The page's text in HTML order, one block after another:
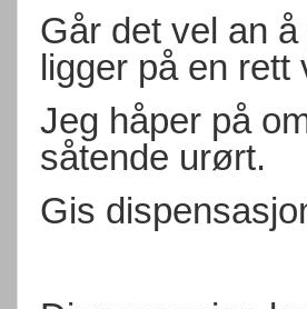
Går det vel an
ligger på en rett
Jeg håper på
såtende urørt.
Gis